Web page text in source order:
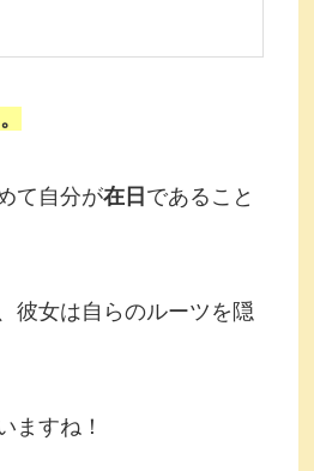
て自分が在日 であること
彼女は自らのルーツを隠
ますね！